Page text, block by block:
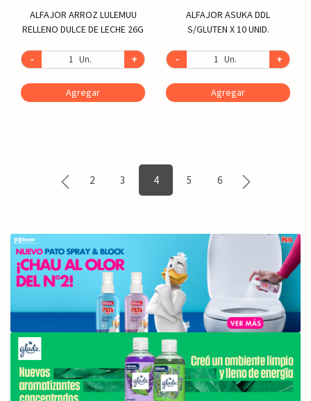
ALFAJOR ARROZ LULEMUU
RELLENO DULCE DE LECHE 26G
- Un. +
Agregar
ALFAJOR ASUKA DDL
S/GLUTEN X 10 UNID.
- Un. +
Agregar
2 3 4 5 6